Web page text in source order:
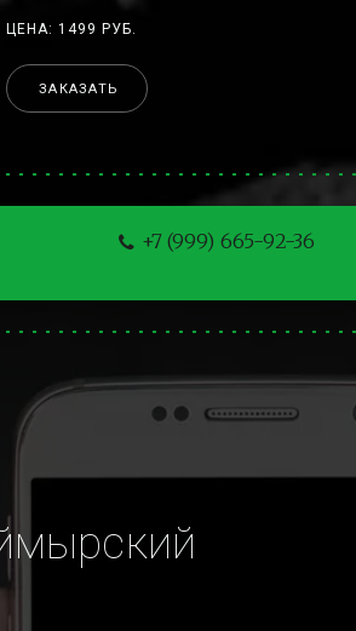
ЦЕНА: 1499 РУБ.
ЗАКАЗАТЬ
+7 (999) 665-92-36